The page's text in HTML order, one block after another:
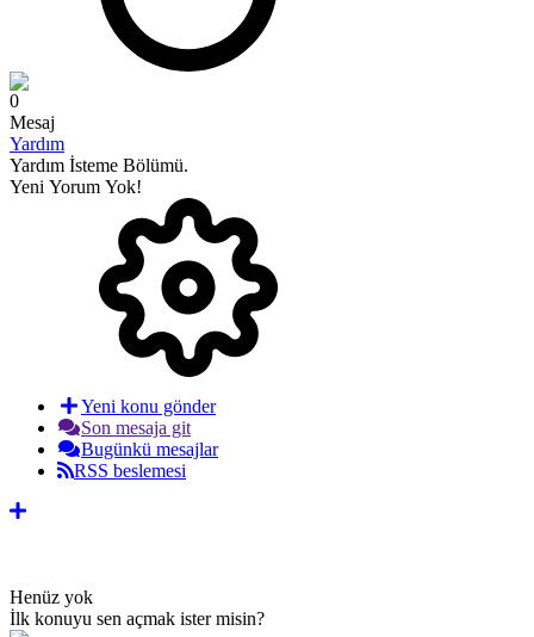
0
Mesaj
Yardım
Yardım İsteme Bölümü.
Yeni Yorum Yok!
Yeni konu gönder
Son mesaja git
Bugünkü mesajlar
RSS beslemesi
Henüz yok
İlk konuyu sen açmak ister misin?